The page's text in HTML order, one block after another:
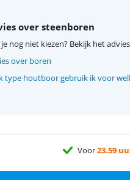
over steenboren
je nog niet kiezen? Bekijk het
over boren
type houtboor gebruik ik voor
Voor23.59